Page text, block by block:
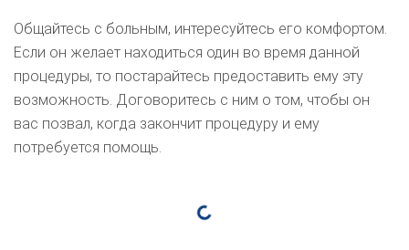
Общайтесь с больным, интересуйтесь его комфортом.
Если он желает находиться один во время данной
процедуры, то постарайтесь предоставить ему эту
возможность. Договоритесь с ним о том, чтобы он
вас позвал, когда закончит процедуру и ему
потребуется помощь.